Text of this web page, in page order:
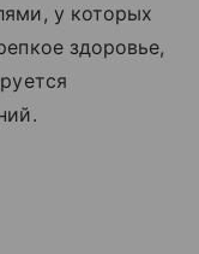
у которых
здоровье,